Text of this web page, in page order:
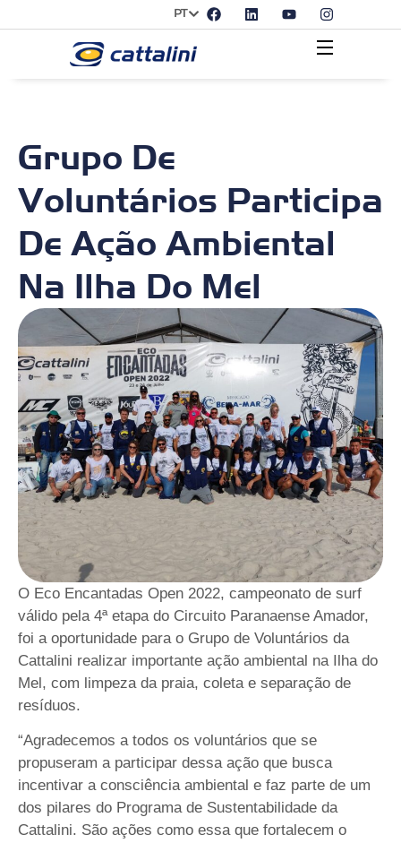
PT
Grupo De
Voluntários Participa
De Ação Ambiental
Na Ilha Do Mel
O Eco Encantadas Open 2022, campeonato de surf
válido pela 4ª etapa do Circuito Paranaense Amador,
foi a oportunidade para o Grupo de Voluntários da
Cattalini realizar importante ação ambiental na Ilha do
Mel, com limpeza da praia, coleta e separação de
resíduos.
“Agradecemos a todos os voluntários que se
propuseram a participar dessa ação que busca
incentivar a consciência ambiental e faz parte de um
dos pilares do Programa de Sustentabilidade da
Cattalini. São ações como essa que fortalecem o